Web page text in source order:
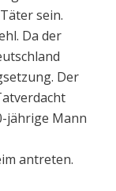
sein.
Da der
Der
jährige Mann
antreten.